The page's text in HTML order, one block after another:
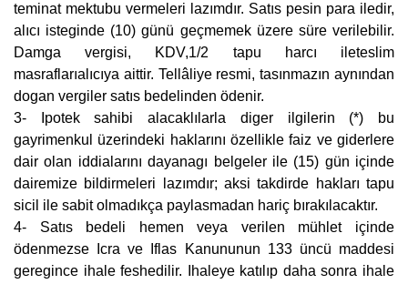
teminat mektubu vermeleri lazımdır. Satıs pesin para iledir,
alıcı isteginde (10) günü geçmemek üzere süre verilebilir.
Damga vergisi, KDV,1/2 tapu harcı ileteslim
masraflarıalıcıya aittir. Tellâliye resmi, tasınmazın aynından
dogan vergiler satıs bedelinden ödenir.
3- Ipotek sahibi alacaklılarla diger ilgilerin (*) bu
gayrimenkul üzerindeki haklarını özellikle faiz ve giderlere
dair olan iddialarını dayanagı belgeler ile (15) gün içinde
dairemize bildirmeleri lazımdır; aksi takdirde hakları tapu
sicil ile sabit olmadıkça paylasmadan hariç bırakılacaktır.
4- Satıs bedeli hemen veya verilen mühlet içinde
ödenmezse Icra ve Iflas Kanununun 133 üncü maddesi
geregince ihale feshedilir. Ihaleye katılıp daha sonra ihale